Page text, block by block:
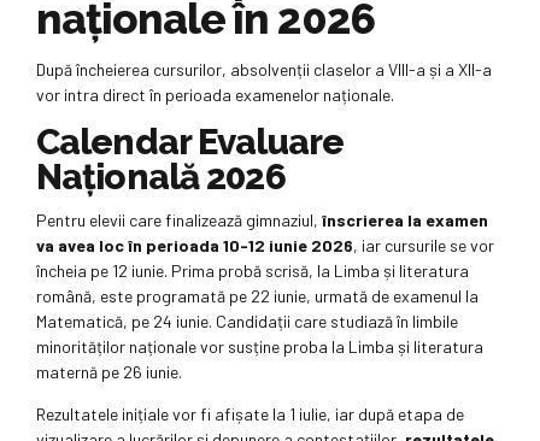
naționale în 2026
După încheierea cursurilor, absolvenții claselor a VIII-a și a XII-a
vor intra direct în perioada examenelor naționale.
Calendar Evaluare
Națională 2026
Pentru elevii care finalizează gimnaziul, înscrierea la examen
va avea loc în perioada 10-12 iunie 2026, iar cursurile se vor
încheia pe 12 iunie. Prima probă scrisă, la Limba și literatura
română, este programată pe 22 iunie, urmată de examenul la
Matematică, pe 24 iunie. Candidații care studiază în limbile
minorităților naționale vor susține proba la Limba și literatura
maternă pe 26 iunie.
Rezultatele inițiale vor fi afișate la 1 iulie, iar după etapa de